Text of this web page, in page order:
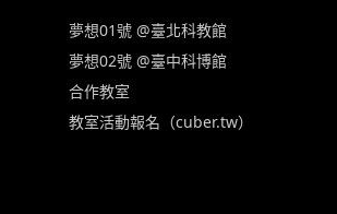
夢想01號 @臺北科教館
夢想02號 @臺中科博館
合作教室
教室活動報名（cuber.tw）